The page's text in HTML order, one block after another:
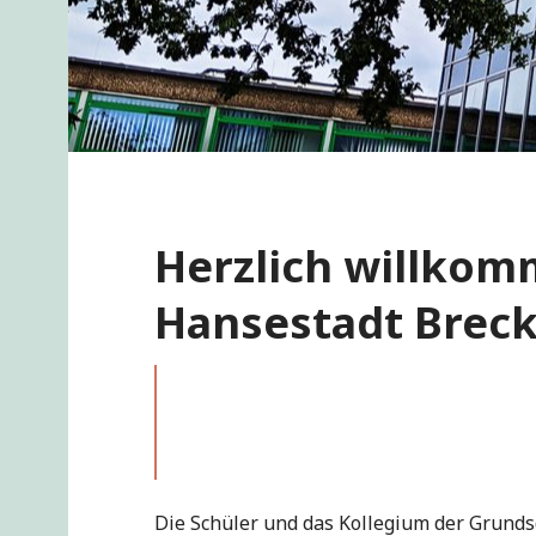
Herzlich
Hansestadt
Die Schüler und das Kollegium der